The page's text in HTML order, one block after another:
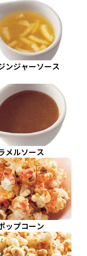
ンジャーソース
メルソース
ップコーン